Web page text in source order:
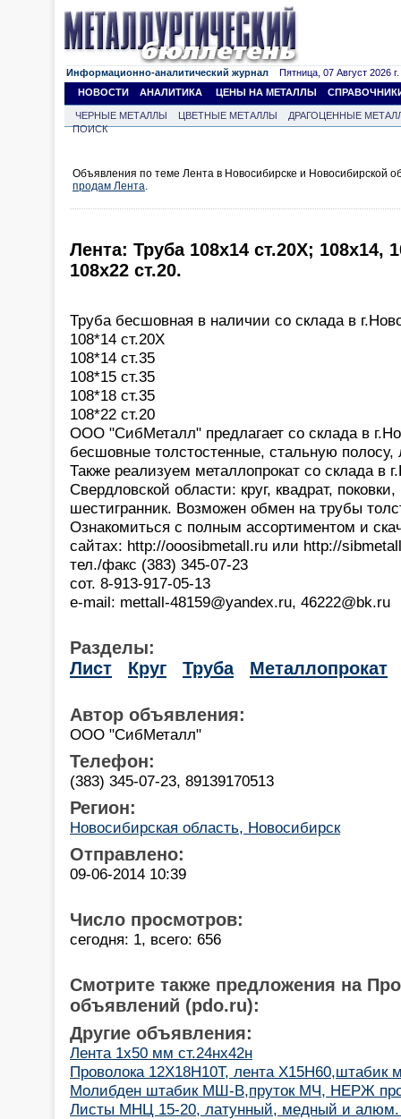
Информационно-аналитический журнал Пятница, 07 Август 2026 г.
НОВОСТИ
АНАЛИТИКА ЦЕНЫ НА МЕТАЛЛЫ
ЧЕРНЫЕ МЕТАЛЛЫ ЦВЕТНЫЕ МЕТАЛЛЫ
ДРАГОЦЕННЫЕ
ПОИСК
Объявления по теме Лента в Новосибирске и Новосибирской
продам Лента.
Лента: Труба 108х14 ст.20Х; 108х14,
108х22 ст.20.
Труба бесшовная в наличии со склада в
108*14 ст.20Х
108*14 ст.35
108*15 ст.35
108*18 ст.35
108*22 ст.20
ООО "СибМеталл" предлагает со склада в
бесшовные толстостенные, стальную полосу,
Также реализуем металлопрокат со склада в
Свердловской области: круг, квадрат,
шестигранник. Возможен обмен на трубы
Ознакомиться с полным ассортиментом и
сайтах: http://ooosibmetall.ru или http://
тел./факс (383) 345-07-23
сот. 8-913-917-05-13
e-mail: mettall-48159@yandex.ru, 46222@bk.ru
Разделы:
Лист
Круг Труба Металлопрокат
Автор объявления:
ООО "СибМеталл"
Телефон:
(383) 345-07-23, 89139170513
Регион:
Новосибирская область, Новосибирск
Отправлено:
09-06-2014 10:39
Число просмотров:
сегодня: 1, всего: 656
Смотрите также предложения на
объявлений (pdo.ru):
Другие объявления:
Лента 1х50 мм ст.24нх42н
Проволока 12Х18Н10Т, лента
Молибден штабик МШ-В,пруток МЧ, НЕРЖ
Листы МНЦ 15-20, латунный, медный и алюм.